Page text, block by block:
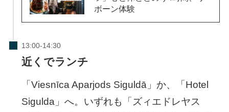
ボーン体験
近くでランチ
「Viesnīca Aparjods Siguldā」か、「Hotel
Sigulda」へ。いずれも「ズィエドレヤス